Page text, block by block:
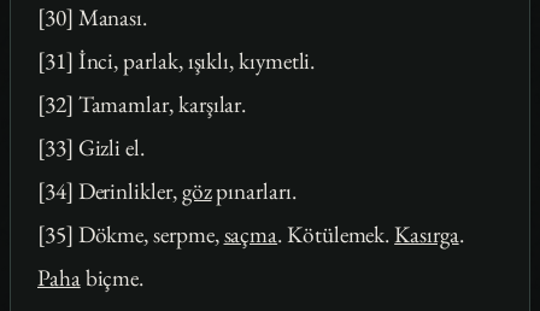
[30] Manası.
[31] İnci, parlak, ışıklı, kıymetli.
[32] Tamamlar, karşılar.
[33] Gizli el.
[34] Derinlikler,gözpınarları.
[35] Dökme, serpme,saçma. Kötülemek.Kasırga.
Pahabiçme.